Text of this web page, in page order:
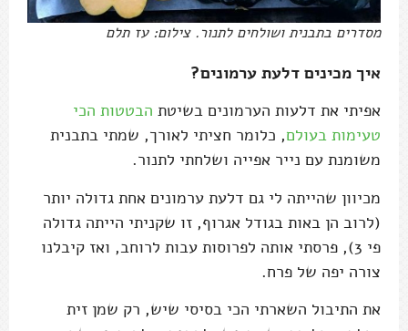
מסדרים בתבנית ושולחים לתנור. צילום: עז תלם
איך מכינים דלעת ערמונים?
אפיתי את דלעות הערמונים בשיטת הבטטות הכי
טעימות בעולם, כלומר חציתי לאורך, שמתי בתבנית
משומנת עם נייר אפייה ושלחתי לתנור.
מכיוון שהייתה לי גם דלעת ערמונים אחת גדולה יותר
(לרוב הן באות בגודל אגרוף, זו שקניתי הייתה גדולה
פי 3), פרסתי אותה לפרוסות עבות לרוחב, ואז קיבלנו
צורה יפה של פרח.
את התיבול השארתי הכי בסיסי שיש, רק שמן זית